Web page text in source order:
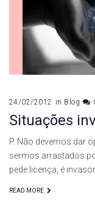
24/02/2012 in Blog
Situações
P. Não devemos dar
sermos arrastados
pede licença, é
READ MORE